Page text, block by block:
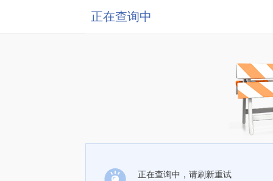
正在查询中
正在查询中，请刷新重试